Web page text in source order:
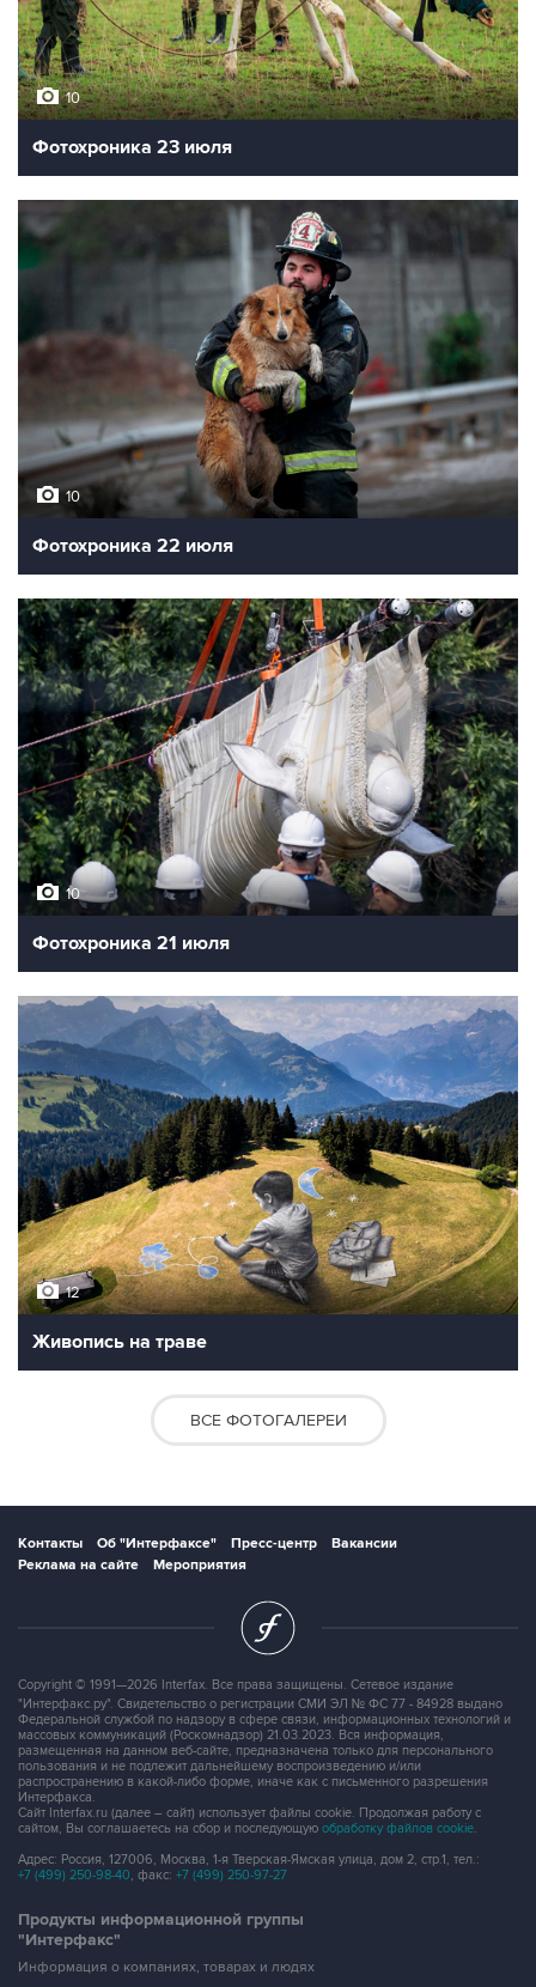
10
Фотохроника 23 июля
10
Фотохроника 22 июля
10
Фотохроника 21 июля
12
Живопись на траве
ВСЕ ФОТОГАЛЕРЕИ
Контакты Об "Интерфаксе" Пресс-центр
Вакансии
Реклама на сайте
Мероприятия
Copyright © 1991—2026 Interfax. Все права защищены. Сетевое издание
"Интерфакс.ру". Свидетельство о регистрации СМИ ЭЛ № ФС 77 - 84928 выдано
Федеральной службой по надзору в сфере связи, информационных технологий и
массовых коммуникаций (Роскомнадзор) 21.03.2023. Вся информация,
размещенная на данном веб-сайте, предназначена только для персонального
пользования и не подлежит дальнейшему воспроизведению и/или
распространению в какой-либо форме, иначе как с письменного разрешения
Интерфакса.
Сайт Interfax.ru (далее – сайт) использует файлы cookie. Продолжая работу с
сайтом, Вы соглашаетесь на сбор и последующую обработку файлов cookie.
Адрес: Россия, 127006, Москва, 1-я Тверская-Ямская улица, дом 2, стр.1, тел.:
+7 (499) 250-98-40, факс: +7 (499) 250-97-27
Продукты информационной группы
"Интерфакс"
Информация о компаниях, товарах и людях